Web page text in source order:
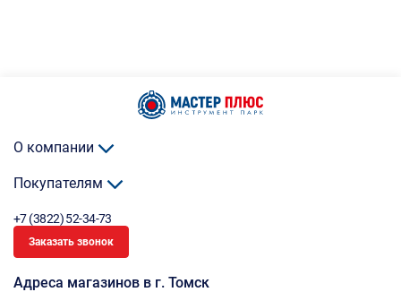
О компании
Покупателям
+7 (3822) 52-34-73
Заказать звонок
Адреса магазинов в г. Томск